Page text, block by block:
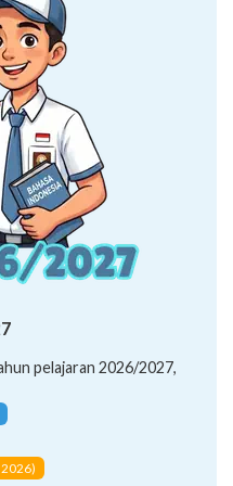
pelajaran 2026/2027,
2026)